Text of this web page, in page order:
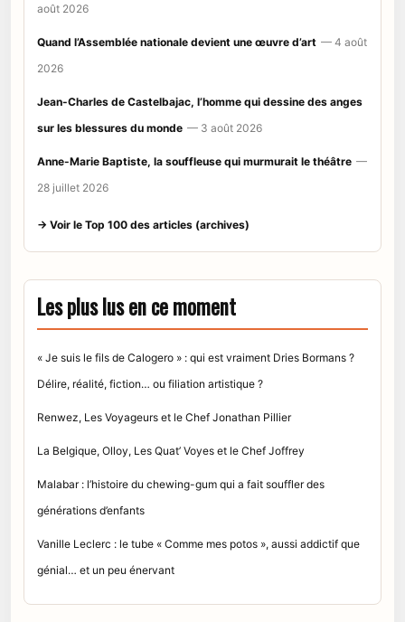
août 2026
Quand l’Assemblée nationale devient une œuvre d’art — 4 août
2026
Jean-Charles de Castelbajac, l’homme qui dessine des anges
sur les blessures du monde — 3 août 2026
Anne-Marie Baptiste, la souffleuse qui murmurait le théâtre —
28 juillet 2026
→ Voir le Top 100 des articles (archives)
Les plus lus en ce moment
« Je suis le fils de Calogero » : qui est vraiment Dries Bormans ?
Délire, réalité, fiction… ou filiation artistique ?
Renwez, Les Voyageurs et le Chef Jonathan Pillier
La Belgique, Olloy, Les Quat’ Voyes et le Chef Joffrey
Malabar : l’histoire du chewing-gum qui a fait souffler des
générations d’enfants
Vanille Leclerc : le tube « Comme mes potos », aussi addictif que
génial… et un peu énervant